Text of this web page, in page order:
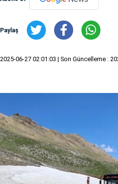
Paylaş
2025-06-27 02:01:03 | Son Güncelleme :